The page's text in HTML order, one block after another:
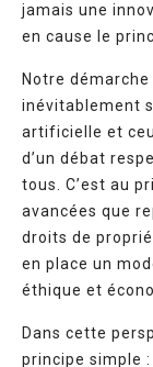
jamais une
en cause le
Notre
inévitablement
artificielle et
d’un débat
tous. C’est au
avancées que
droits de
en place un
éthique et
Dans cette
principe simple :